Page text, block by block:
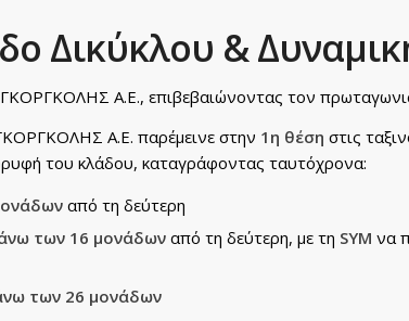
Δικύκλου &
Α.Ε., επιβεβαιώνοντας τον
Α.Ε. παρέμεινε στην 1η θέση στις
του κλάδου, καταγράφοντας ταυτόχρονα:
από τη δεύτερη
των 16 μονάδων από τη δεύτερη, με τη SYM να
των 26 μονάδων